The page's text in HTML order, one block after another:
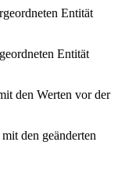
Entität
Entität
den Werten vor der
den geänderten